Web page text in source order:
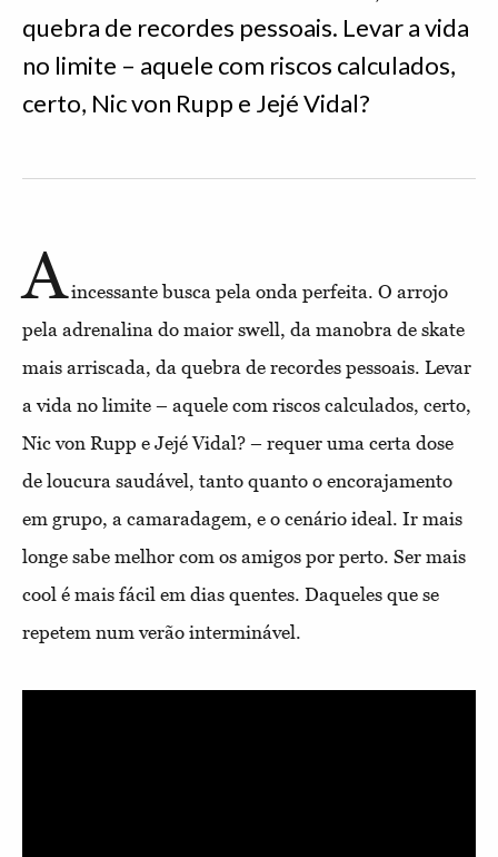
quebra de recordes pessoais. Levar a vida
no limite – aquele com riscos calculados,
certo, Nic von Rupp e Jejé Vidal?
Aincessante busca pela onda perfeita. O arrojo
pela adrenalina do maior swell, da manobra de skate
mais arriscada, da quebra de recordes pessoais. Levar
a vida no limite – aquele com riscos calculados, certo,
Nic von Rupp e Jejé Vidal? – requer uma certa dose
de loucura saudável, tanto quanto o encorajamento
em grupo, a camaradagem, e o cenário ideal. Ir mais
longe sabe melhor com os amigos por perto. Ser mais
cool é mais fácil em dias quentes. Daqueles que se
repetem num verão interminável.